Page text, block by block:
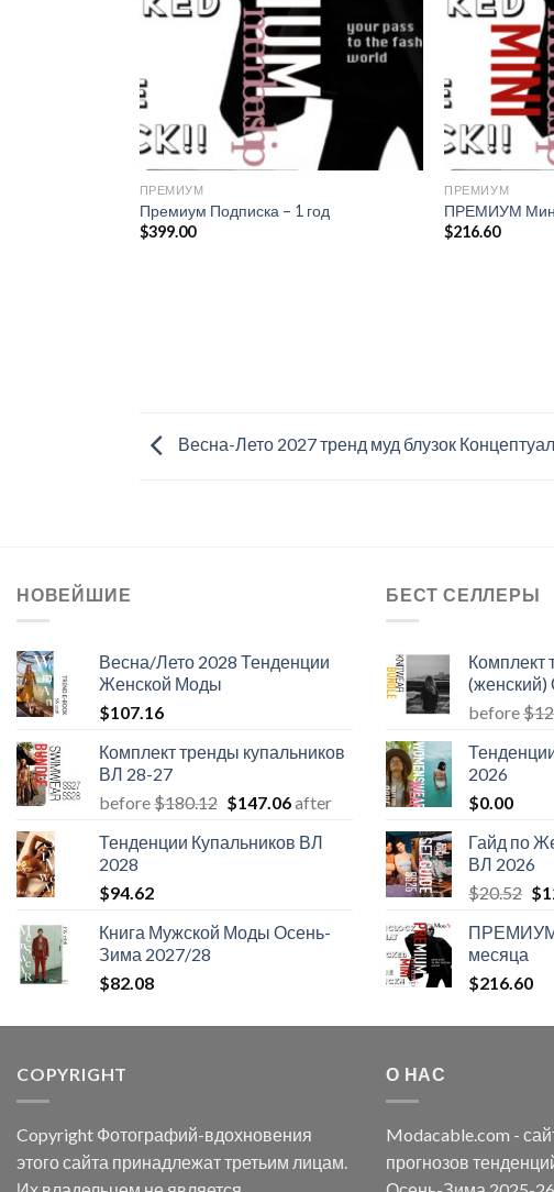
ПРЕМИУМ
Премиум Подписка – 1 год
$399.00
ПРЕМИУМ
ПРЕМИУМ
$216.60
Весна-Лето 2027 тренд муд блузок
НОВЕЙШИЕ
Весна/Лето 2028 Тенденции
Женской Моды
$107.16
Комплект тренды купальников
ВЛ 28-27
before$180.12 Первоначальная
составляла
$147.06Текущая
$147.06.
after
Тенденции Купальников ВЛ
2028
$94.62
Книга Мужской Моды Осень-
Зима 2027/28
$82.08
БЕСТ СЕЛЛЕРЫ
Комплект
before$
2026
$0.00
Гайд по
ВЛ 2026
$20.52 $
ПРЕМИУМ
месяца
$216.60
COPYRIGHT
Copyright Фотографий-вдохновения
этого сайта принадлежат третьим лицам.
О НАС
Modacable.com -
прогнозов